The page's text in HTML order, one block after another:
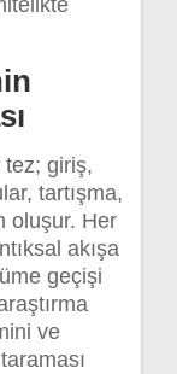
tez; giriş,
tartışma,
oluşur. Her
akışa
geçişi
ve